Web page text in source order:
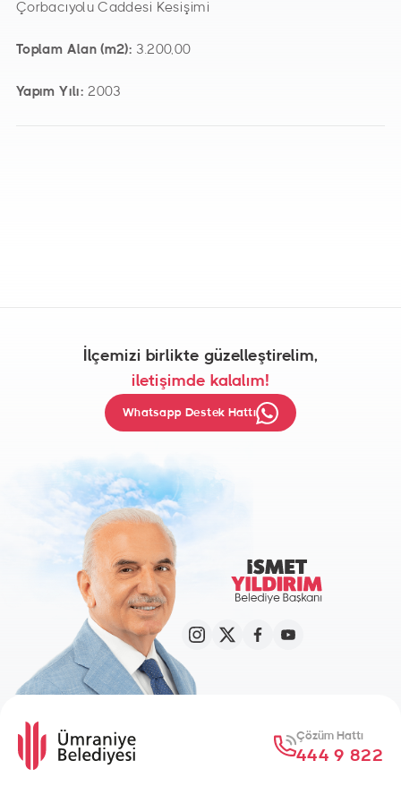
Çorbacıyolu Caddesi Kesişimi
Toplam Alan (m2): 3.200,00
Yapım Yılı:2003
İlçemizi birlikte güzelleştirelim,
iletişimde kalalım!
Whatsapp Destek Hattı
Çözüm Hattı
444 9 822